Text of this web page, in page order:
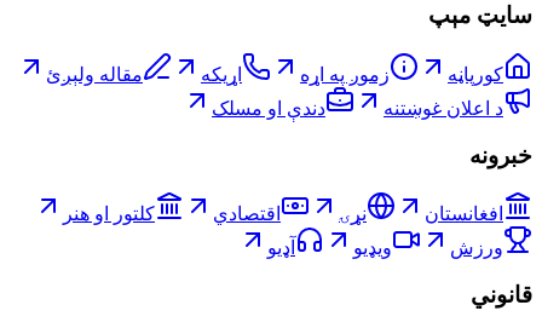
سایټ مېپ
کورپاڼه زموږ په اړه اړیکه
مقاله ولېږئ
د اعلان غوښتنه
دندې او مسلک
خبرونه
افغانستان نړۍ اقتصادي
کلتور او هنر
ورزش
ویډیو آډیو
قانوني